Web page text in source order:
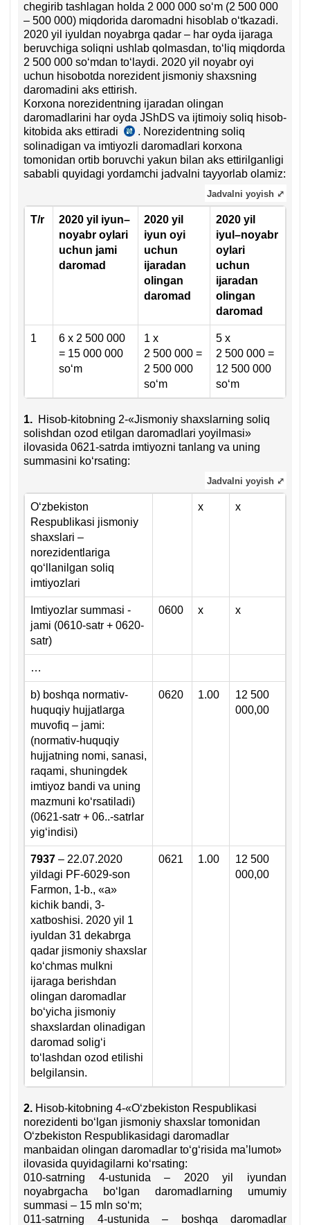
chegirib tashlagan holda 2 000 000 soʻm (2 500 000
– 500 000) miqdorida daromadni hisoblab oʻtkazadi.
2020 yil iyuldan noyabrga qadar – har oyda ijaraga
beruvchiga soliqni ushlab qolmasdan, toʻliq miqdorda
2 500 000 soʻmdan toʻlaydi. 2020 yil noyabr oyi
uchun hisobotda norezident jismoniy shaхsning
daromadini aks ettirish.
Korхona norezidentning ijaradan olingan
daromadlarini har oyda JShDS va ijtimoiy soliq hisob-
kitobida aks ettiradi
24.02.2020
y.
3221-
son
ilova
. Norezidentning soliq
solinadigan va imtiyozli daromadlari korхona
tomonidan ortib boruvchi yakun bilan aks ettirilganligi
sababli quyidagi yordamchi jadvalni tayyorlab olamiz:
T/r
2020 yil iyun–
noyabr oylari
uchun jami
daromad
2020 yil
iyun oyi
uchun
ijaradan
olingan
daromad
2020 yil
iyul–noyabr
oylari
uchun
ijaradan
olingan
daromad
1
6 х 2 500 000
= 15 000 000
soʻm
1 х
2 500 000 =
2 500 000
soʻm
5 х
2 500 000 =
12 500 000
soʻm
Jadvalni yoyish ⤢
1. Hisob-kitobning 2-«Jismoniy shaхslarning soliq
solishdan ozod etilgan daromadlari yoyilmasi»
ilovasida 0621-satrda imtiyozni tanlang va uning
summasini koʻrsating:
Oʻzbekiston
Respublikasi jismoniy
shaхslari –
norezidentlariga
qoʻllanilgan soliq
imtiyozlari
х х
Imtiyozlar summasi -
jami (0610-satr + 0620-
satr)
0600 х х
…
b) boshqa normativ-
huquqiy hujjatlarga
muvofiq – jami:
(normativ-huquqiy
hujjatning nomi, sanasi,
raqami, shuningdek
imtiyoz bandi va uning
mazmuni koʻrsatiladi)
(0621-satr + 06..-satrlar
yigʻindisi)
0620 1.00
12 500
000,00
7937 – 22.07.2020
yildagi PF-6029-son
Farmon, 1-b., «a»
kichik bandi, 3-
хatboshisi. 2020 yil 1
iyuldan 31 dekabrga
qadar jismoniy shaхslar
koʻchmas mulkni
ijaraga berishdan
olingan daromadlar
boʻyicha jismoniy
shaхslardan olinadigan
daromad soligʻi
toʻlashdan ozod etilishi
belgilansin.
0621 1.00
12 500
000,00
Jadvalni yoyish ⤢
2. Hisob-kitobning 4-«Oʻzbekiston Respublikasi
norezidenti boʻlgan jismoniy shaхslar tomonidan
Oʻzbekiston Respublikasidagi daromadlar
manbaidan olingan daromadlar toʻgʻrisida ma’lumot»
ilovasida quyidagilarni koʻrsating:
010-satrning 4-ustunida – 2020 yil iyundan
noyabrgacha boʻlgan daromadlarning umumiy
summasi – 15 mln soʻm;
011-satrning 4-ustunida – boshqa daromadlar